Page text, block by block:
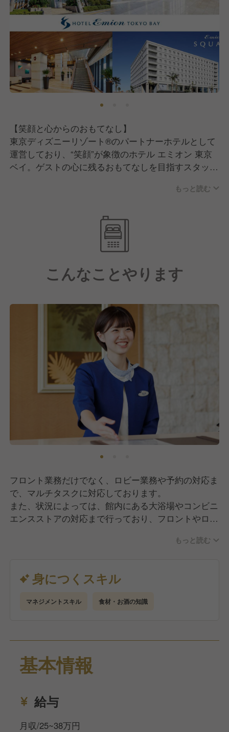
【笑顔と心からのおもてなし】
東京ディズニーリゾート®のパートナーホテルとして
運営しており、“笑顔”が象徴のホテル エミオン 東京
ベイ。ゲストの心に残るおもてなしを目指すスタッフ
東証プライム市場に上場するスターツグループのホテ
盤」、「既成概念に囚われないホテル創り」が強みで
ぜひ、スターツらしいホスピタリティを身に着け、あ
なたらしく共に働きませんか？
もっと読む
こんなことやります
フロント業務だけでなく、ロビー業務や予約の対応ま
で、マルチタスクに対応しております。
また、状況によっては、館内にある大浴場やコンビニ
エンスストアの対応まで行っており、フロントやロビ
関わりを幅広く持つことのできる部署となります。
もっと読む
身につくスキル
マネジメントスキル 食材・お酒の知識
基本情報
給与
月収/25~38万円